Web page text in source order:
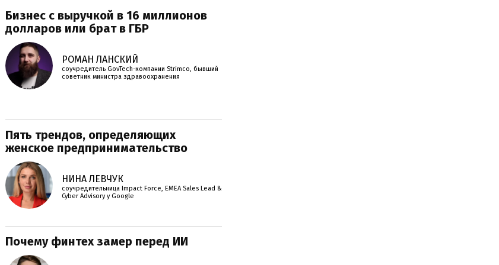
Бизнес с выручкой в 16 миллионов
долларов или брат в ГБР
РОМАН ЛАНСКИЙ
соучредитель GovTech-компании Strimco, бывший
советник министра здравоохранения
Пять трендов, определяющих
женское предпринимательство
НИНА ЛЕВЧУК
соучредительница Impact Force, EMEA Sales Lead &
Cyber Advisory у Google
Почему финтех замер перед ИИ